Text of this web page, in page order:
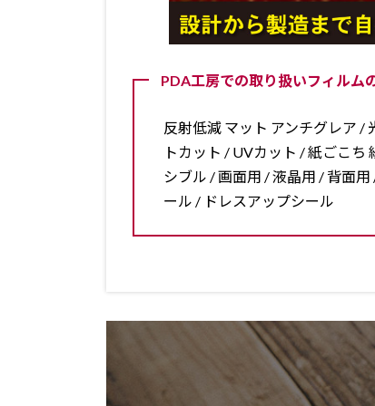
PDA工房での取り扱いフィルム
反射低減 マット アンチグレア /
トカット / UVカット / 紙ごこ
シブル / 画面用 / 液晶用 / 背面
ール / ドレスアップシール